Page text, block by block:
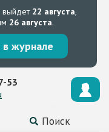
22 августа,
26 августа.
в журнале
Поиск
53